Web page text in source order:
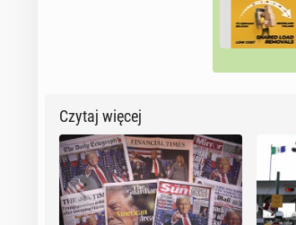
Czytaj więcej